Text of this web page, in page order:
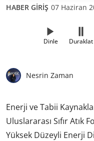
HABER GİRİŞ 07 Haziran
Dinle Duraklat
Nesrin Zaman
Enerji ve Tabii
Uluslararası Sıfır Atık
Yüksek Düzeyli Enerji